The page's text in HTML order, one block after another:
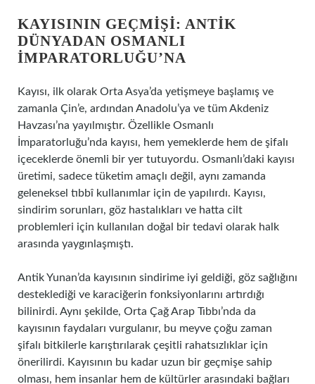
KAYISININ GEÇMIŞI: ANTIK
DÜNYADAN OSMANLI
İMPARATORLUĞU’NA
Kayısı, ilk olarak Orta Asya’da yetişmeye başlamış ve
zamanla Çin’e, ardından Anadolu’ya ve tüm Akdeniz
Havzası’na yayılmıştır. Özellikle Osmanlı
İmparatorluğu’nda kayısı, hem yemeklerde hem de şifalı
içeceklerde önemli bir yer tutuyordu. Osmanlı’daki kayısı
üretimi, sadece tüketim amaçlı değil, aynı zamanda
geleneksel tıbbî kullanımlar için de yapılırdı. Kayısı,
sindirim sorunları, göz hastalıkları ve hatta cilt
problemleri için kullanılan doğal bir tedavi olarak halk
arasında yaygınlaşmıştı.
Antik Yunan’da kayısının sindirime iyi geldiği, göz sağlığını
desteklediği ve karaciğerin fonksiyonlarını artırdığı
bilinirdi. Aynı şekilde, Orta Çağ Arap Tıbbı’nda da
kayısının faydaları vurgulanır, bu meyve çoğu zaman
şifalı bitkilerle karıştırılarak çeşitli rahatsızlıklar için
önerilirdi. Kayısının bu kadar uzun bir geçmişe sahip
olması, hem insanlar hem de kültürler arasındaki bağları